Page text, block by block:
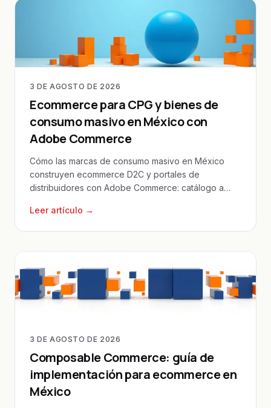
3 DE AGOSTO DE 2026
Ecommerce para CPG y bienes de
consumo masivo en México con
Adobe Commerce
Cómo las marcas de consumo masivo en México
construyen ecommerce D2C y portales de
distribuidores con Adobe Commerce: catálogo a
Leer artículo →
3 DE AGOSTO DE 2026
Composable Commerce: guía de
implementación para ecommerce en
México